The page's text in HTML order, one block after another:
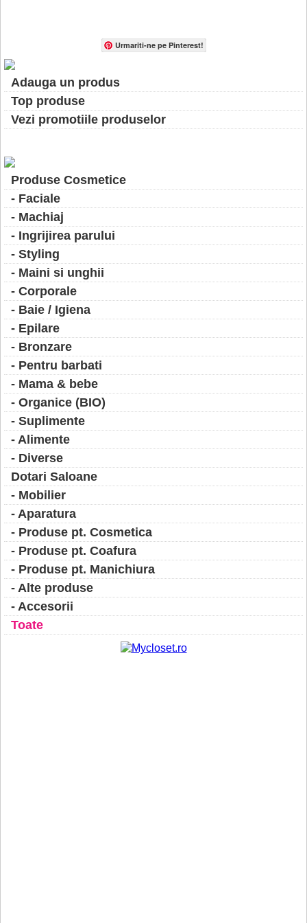
Urmariti-ne pe Pinterest!
Adauga un produs
Top produse
Vezi promotiile produselor
Produse Cosmetice
- Faciale
- Machiaj
- Ingrijirea parului
- Styling
- Maini si unghii
- Corporale
- Baie / Igiena
- Epilare
- Bronzare
- Pentru barbati
- Mama & bebe
- Organice (BIO)
- Suplimente
- Alimente
- Diverse
Dotari Saloane
- Mobilier
- Aparatura
- Produse pt. Cosmetica
- Produse pt. Coafura
- Produse pt. Manichiura
- Alte produse
- Accesorii
Toate